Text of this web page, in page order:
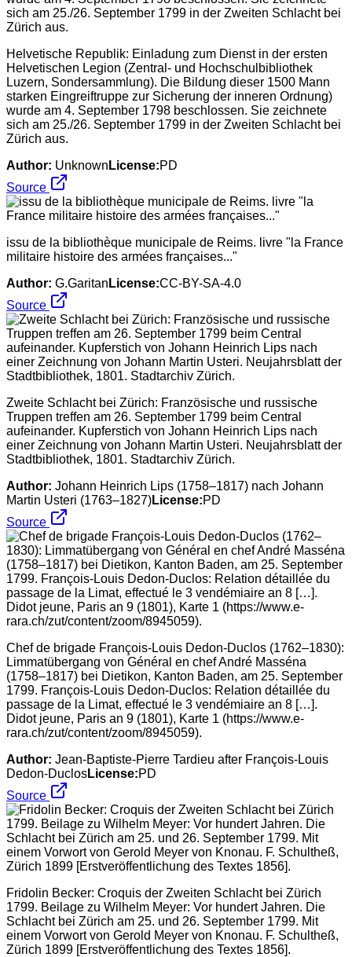
Helvetische Republik: Einladung zum Dienst in der ersten
Helvetischen Legion (Zentral- und Hochschulbibliothek
Luzern, Sondersammlung). Die Bildung dieser 1500 Mann
starken Eingreiftruppe zur Sicherung der inneren Ordnung)
wurde am 4. September 1798 beschlossen. Sie zeichnete
sich am 25./26. September 1799 in der Zweiten Schlacht bei
Zürich aus.
Author: Unknown License:PD
Source
issu de la bibliothèque municipale de Reims. livre "la France
militaire histoire des armées françaises..."
Author: G.Garitan License:CC-BY-SA-4.0
Source
Zweite Schlacht bei Zürich: Französische und russische
Truppen treffen am 26. September 1799 beim Central
aufeinander. Kupferstich von Johann Heinrich Lips nach
einer Zeichnung von Johann Martin Usteri. Neujahrsblatt der
Stadtbibliothek, 1801. Stadtarchiv Zürich.
Author: Johann Heinrich Lips (1758–1817) nach Johann
Martin Usteri (1763–1827)License:PD
Source
Chef de brigade François-Louis Dedon-Duclos (1762–1830):
Limmatübergang von Général en chef André Masséna
(1758–1817) bei Dietikon, Kanton Baden, am 25. September
1799. François-Louis Dedon-Duclos: Relation détaillée du
passage de la Limat, effectué le 3 vendémiaire an 8 […].
Didot jeune, Paris an 9 (1801), Karte 1 (https://www.e-
rara.ch/zut/content/zoom/8945059).
Author: Jean-Baptiste-Pierre Tardieu after François-Louis
Dedon-DuclosLicense:PD
Source
Fridolin Becker: Croquis der Zweiten Schlacht bei Zürich
1799. Beilage zu Wilhelm Meyer: Vor hundert Jahren. Die
Schlacht bei Zürich am 25. und 26. September 1799. Mit
einem Vorwort von Gerold Meyer von Knonau. F. Schultheß,
Zürich 1899 [Erstveröffentlichung des Textes 1856].